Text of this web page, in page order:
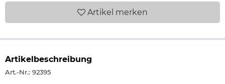
Artikel merken
Artikelbeschreibung
Art.-Nr.: 92395